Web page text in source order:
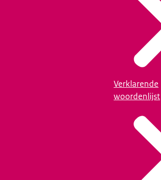
Verklarende
woordenlijst